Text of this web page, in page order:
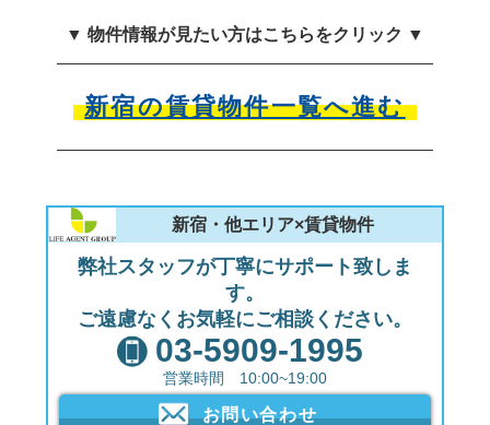
▼ 物件情報が見たい方はこちらをクリック ▼
新宿の賃貸物件一覧へ進む
新宿・他エリア×賃貸物件
弊社スタッフが丁寧にサポート致しま
す。
ご遠慮なくお気軽にご相談ください。
03-5909-1995
営業時間 10:00~19:00
お問い合わせ